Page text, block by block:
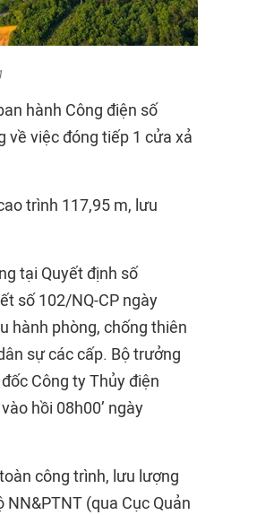
hành Công điện số
về việc đóng tiếp 1 cửa xả
trình 117,95 m, lưu
tại Quyết định số
số 102/NQ-CP ngày
hành phòng, chống thiên
sự các cấp. Bộ trưởng
Công ty Thủy điện
hồi 08h00’ ngày
công trình, lưu lượng
(qua Cục Quản